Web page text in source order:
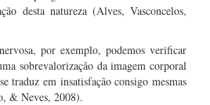
desta natureza (Alves, Vasconcelos,
por exemplo, podemos verificar
sobrevalorização da imagem corporal
traduz em insatisfação consigo mesmas
& Neves, 2008).